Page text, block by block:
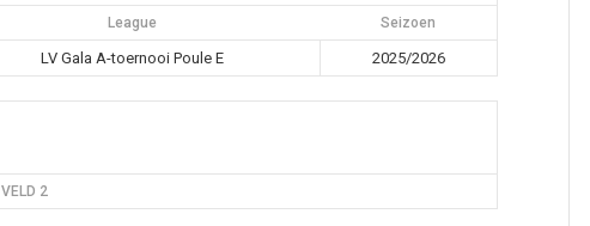
League Seizoen
LV Gala A-toernooi Poule E 2025/2026
VELD 2